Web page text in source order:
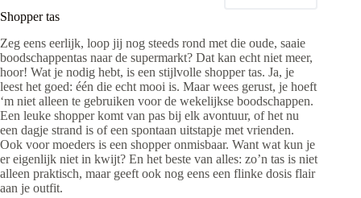
Shopper tas
Zeg eens eerlijk, loop jij nog steeds rond met die oude, saaie
boodschappentas naar de supermarkt? Dat kan echt niet meer,
hoor! Wat je nodig hebt, is een stijlvolle shopper tas. Ja, je
leest het goed: één die echt mooi is. Maar wees gerust, je hoeft
‘m niet alleen te gebruiken voor de wekelijkse boodschappen.
Een leuke shopper komt van pas bij elk avontuur, of het nu
een dagje strand is of een spontaan uitstapje met vrienden.
Ook voor moeders is een shopper onmisbaar. Want wat kun je
er eigenlijk niet in kwijt? En het beste van alles: zo’n tas is niet
alleen praktisch, maar geeft ook nog eens een flinke dosis flair
aan je outfit.